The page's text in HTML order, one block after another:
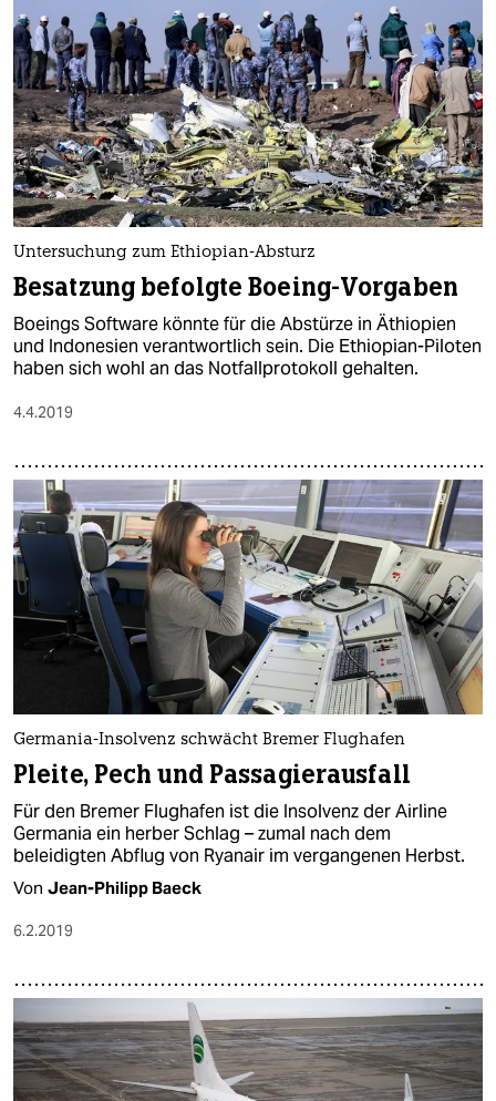
Untersuchung zum Ethiopian-Absturz
Besatzung befolgte Boeing-Vorgaben
Boeings Software könnte für die Abstürze in Äthiopien
und Indonesien verantwortlich sein. Die Ethiopian-Piloten
haben sich wohl an das Notfallprotokoll gehalten.
4.4.2019
Germania-Insolvenz schwächt Bremer Flughafen
Pleite, Pech und Passagierausfall
Für den Bremer Flughafen ist die Insolvenz der Airline
Germania ein herber Schlag – zumal nach dem
beleidigten Abflug von Ryanair im vergangenen Herbst.
Von Jean-Philipp Baeck
6.2.2019